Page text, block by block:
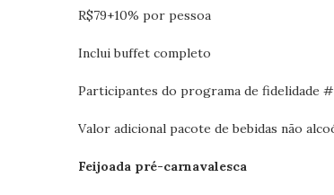
R$79+10% por pessoa
Inclui buffet completo
Participantes do programa de fidelidade
Valor adicional pacote de bebidas não
Feijoada pré-carnavalesca